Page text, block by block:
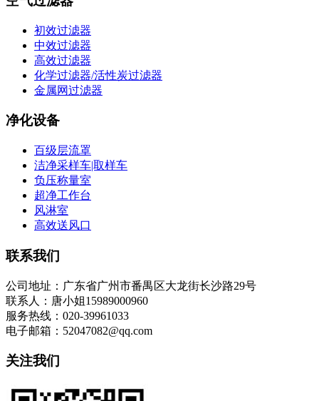
初效过滤器
中效过滤器
高效过滤器
化学过滤器/活性炭过滤器
金属网过滤器
净化设备
百级层流罩
洁净采样车|取样车
负压称量室
超净工作台
风淋室
高效送风口
联系我们
公司地址：广东省广州市番禺区大龙街长沙路29号
联系人：唐小姐15989000960
服务热线：020-39961033
电子邮箱：52047082@qq.com
关注我们